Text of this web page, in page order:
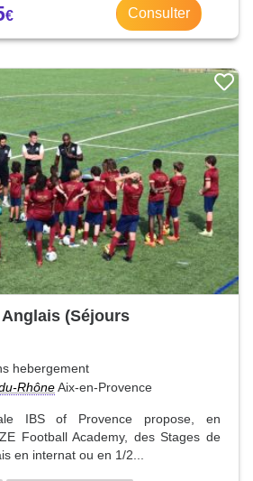
Consulter
(Séjours
hebergement
RhôneAix-en-Provence
IBS of Provence propose, en
Football Academy, des Stages de
en internat ou en 1/2...